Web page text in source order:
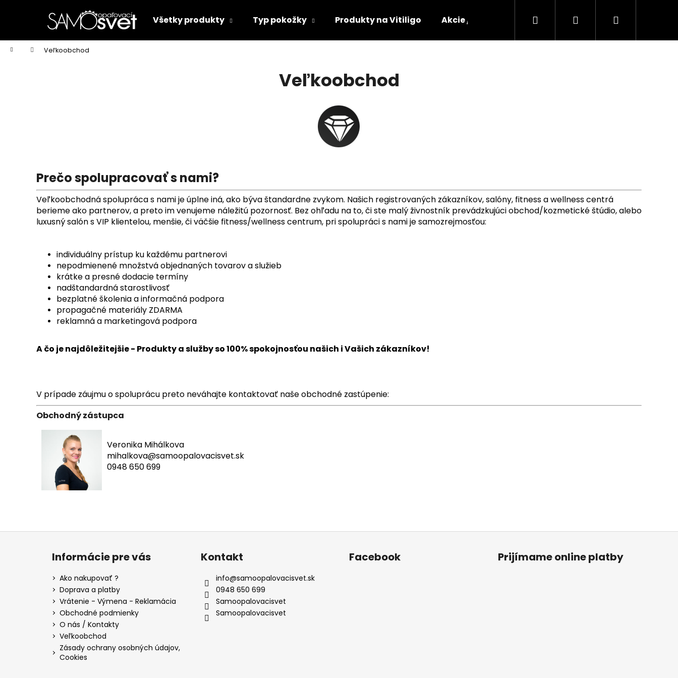
Všetky produkty Typ pokožky Produkty na Vitiligo Akcie / Zľavy Značky Pre salóny
Hľadať PrihlásenieNákupný
Domov Veľkoobchod
Veľkoobchod
Prečo spolupracovať s nami?
Veľkoobchodná spolupráca s nami je úplne iná, ako býva štandardne zvykom. Našich registrovaných zákazníkov, salóny, fitness a wellness centrá
berieme ako partnerov, a preto im venujeme náležitú pozornosť. Bez ohľadu na to, či ste malý živnostník prevádzkujúci obchod/kozmetické štúdio, alebo
luxusný salón s VIP klientelou, menšie, či väčšie fitness/wellness centrum, pri spolupráci s nami je samozrejmosťou:
individuálny prístup ku každému partnerovi
nepodmienené množstvá objednaných tovarov a služieb
krátke a presné dodacie termíny
nadštandardná starostlivosť
bezplatné školenia a informačná podpora
propagačné materiály ZDARMA
reklamná a marketingová podpora
A čo je najdôležitejšie - Produkty a služby so 100% spokojnosťou našich i Vašich zákazníkov!
V prípade záujmu o spoluprácu preto neváhajte kontaktovať naše obchodné zastúpenie:
Obchodný zástupca
Veronika Mihálkova
mihalkova@samoopalovacisvet.sk
0948 650 699
í
Späť
do
obchodu
Späť
do
obchodu
Odporúčame
Z
Informácie pre vás
Ako nakupovať ?
Doprava a platby
Vrátenie - Výmena - Reklamácia
Obchodné podmienky
O nás / Kontakty
Veľkoobchod
Zásady ochrany osobných údajov,
Cookies
Kontakt
info@samoopalovacisvet.sk
0948 650 699
Samoopalovacisvet
Samoopalovacisvet
Facebook Prijímame online platby